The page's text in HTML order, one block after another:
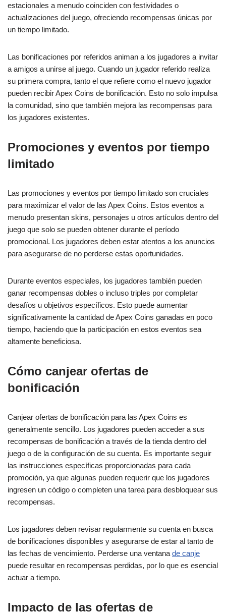
estacionales a menudo coinciden con festividades o
actualizaciones del juego, ofreciendo recompensas únicas por
un tiempo limitado.
Las bonificaciones por referidos animan a los jugadores a invitar
a amigos a unirse al juego. Cuando un jugador referido realiza
su primera compra, tanto el que refiere como el nuevo jugador
pueden recibir Apex Coins de bonificación. Esto no solo impulsa
la comunidad, sino que también mejora las recompensas para
los jugadores existentes.
Promociones y eventos por tiempo
limitado
Las promociones y eventos por tiempo limitado son cruciales
para maximizar el valor de las Apex Coins. Estos eventos a
menudo presentan skins, personajes u otros artículos dentro del
juego que solo se pueden obtener durante el período
promocional. Los jugadores deben estar atentos a los anuncios
para asegurarse de no perderse estas oportunidades.
Durante eventos especiales, los jugadores también pueden
ganar recompensas dobles o incluso triples por completar
desafíos u objetivos específicos. Esto puede aumentar
significativamente la cantidad de Apex Coins ganadas en poco
tiempo, haciendo que la participación en estos eventos sea
altamente beneficiosa.
Cómo canjear ofertas de
bonificación
Canjear ofertas de bonificación para las Apex Coins es
generalmente sencillo. Los jugadores pueden acceder a sus
recompensas de bonificación a través de la tienda dentro del
juego o de la configuración de su cuenta. Es importante seguir
las instrucciones específicas proporcionadas para cada
promoción, ya que algunas pueden requerir que los jugadores
ingresen un código o completen una tarea para desbloquear sus
recompensas.
Los jugadores deben revisar regularmente su cuenta en busca
de bonificaciones disponibles y asegurarse de estar al tanto de
las fechas de vencimiento. Perderse una ventana de canje
puede resultar en recompensas perdidas, por lo que es esencial
actuar a tiempo.
Impacto de las ofertas de